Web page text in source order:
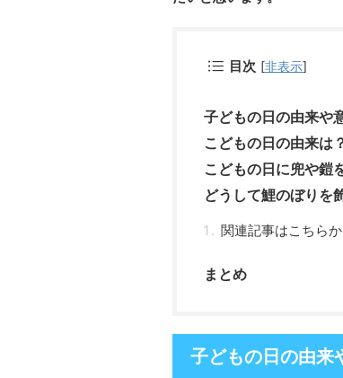
目次 [非表示]
子どもの日の由来や
こどもの日の由来は
こどもの日に兜や鎧
どうして鯉のぼりを
関連記事はこちら
まとめ
子どもの日の由来